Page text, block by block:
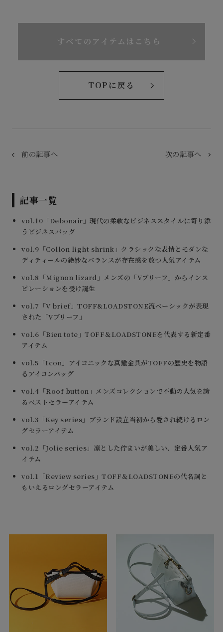
すべてのアイテムはこちら
TOPに戻る
前の記事へ 次の記事へ
記事一覧
vol.10「Debonair」現代の柔軟なビジネススタイルに寄り添
うビジネスバッグ
vol.9「Collon light shrink」クラシックな表情とモダンな
ディティールの絶妙なバランスが存在感を放つ人気アイテム
vol.8「Mignon lizard」メンズの「Vブリーフ」からインス
ピレーションを受け誕生
vol.7「V brief」TOFF&LOADSTONE流ベーシックが表現
された「Vブリーフ」
vol.6「Bien tote」TOFF＆LOADSTONEを代表する新定番
アイテム
vol.5「Icon」アイコニックな真鍮金具がTOFFの歴史を物語
るアイコンバッグ
vol.4「Roof button」メンズコレクションで不動の人気を誇
るベストセラーアイテム
vol.3「Key series」ブランド設立当初から愛され続けるロン
グセラーアイテム
vol.2「Jolie series」凛とした佇まいが美しい、定番人気ア
イテム
vol.1「Review series」TOFF＆LOADSTONEの代名詞と
もいえるロングセラーアイテム